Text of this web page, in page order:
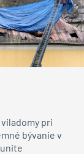
pri
bývanie v